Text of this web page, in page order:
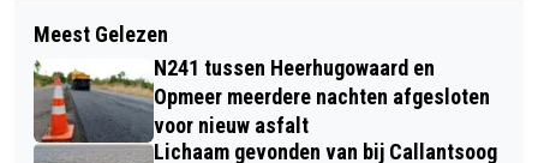
ALKMAARSE TURNVERENIGING
SATURNA VIERT 10-JARIG JUBILEUM
WONING BROEK OP LANGEDIJK
ONBEWOONBAAR DOOR BRAND
Meest Gelezen
N241 tussen Heerhugowaard en
Opmeer meerdere nachten afgesloten
voor nieuw asfalt
Lichaam gevonden van bij Callantsoog